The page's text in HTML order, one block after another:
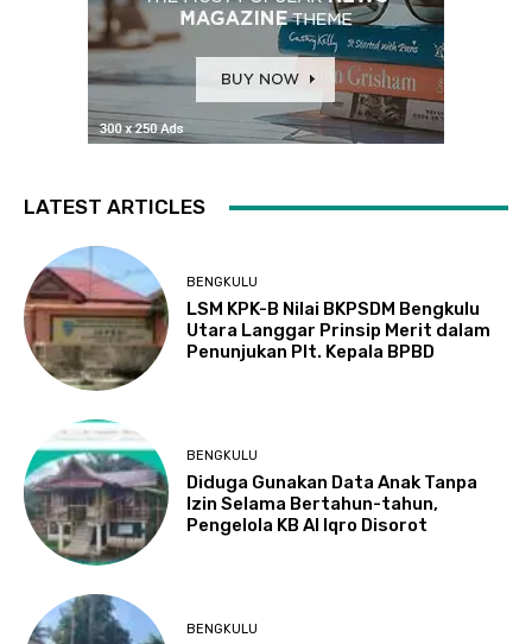
LATEST ARTICLES
BENGKULU
LSM KPK-B Nilai BKPSDM Bengkulu
Utara Langgar Prinsip Merit dalam
Penunjukan Plt. Kepala BPBD
BENGKULU
Diduga Gunakan Data Anak Tanpa
Izin Selama Bertahun-tahun,
Pengelola KB Al Iqro Disorot
BENGKULU